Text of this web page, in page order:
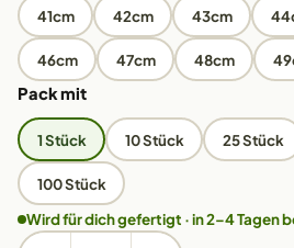
41cm 42cm 43cm
46cm 47cm 48cm
Pack mit
1 Stück 10 Stück 25 Stück
100 Stück
Wird für dich gefertigt · in 2–4 Tagen